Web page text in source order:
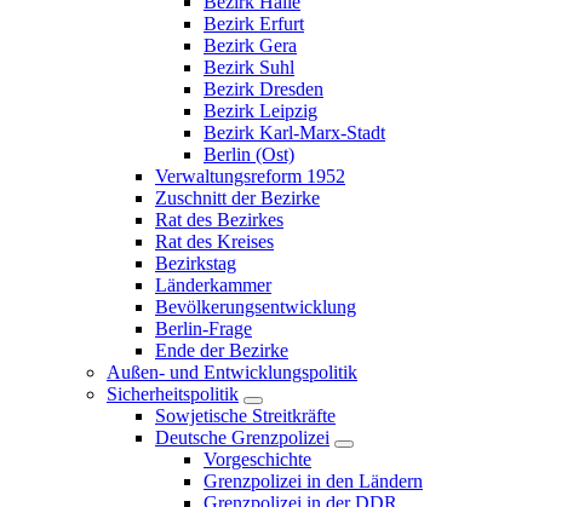
Bezirk Erfurt
Bezirk Gera
Bezirk Suhl
Bezirk Dresden
Bezirk Leipzig
Bezirk Karl-Marx-Stadt
Berlin (Ost)
Verwaltungsreform 1952
Zuschnitt der Bezirke
Rat des Bezirkes
Rat des Kreises
Bezirkstag
Länderkammer
Bevölkerungsentwicklung
Berlin-Frage
Ende der Bezirke
Außen- und Entwicklungspolitik
Sicherheitspolitik
Sowjetische Streitkräfte
Deutsche Grenzpolizei
Vorgeschichte
Grenzpolizei in den Ländern
Grenzpolizei in der DDR